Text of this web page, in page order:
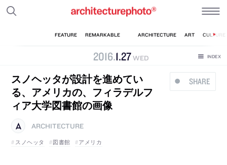
2016.1.27WED
SHARE
スノヘッタが設計を進めてい
る、アメリカの、フィラデルフ
ィア大学図書館の画像
ARCHITECTURE
スノヘッタ
図書館 アメリカ